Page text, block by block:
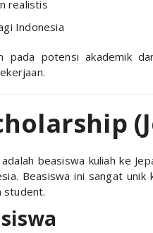
realistis
Indonesia
pada potensi akademik
beasiswa kuliah ke
Beasiswa ini sangat unik
student.